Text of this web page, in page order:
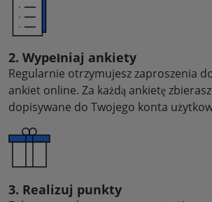
2. Wypełniaj ankiety
Regularnie otrzymujesz zaproszenia
ankiet online. Za każdą ankietę
dopisywane do Twojego konta
3. Realizuj punkty